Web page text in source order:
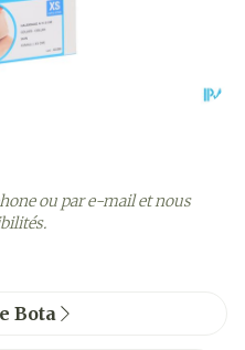
ou par e-mail et nous
Bota